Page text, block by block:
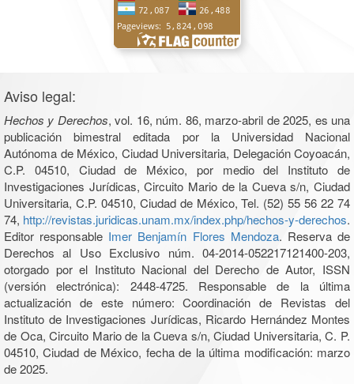
Aviso legal:
Hechos y Derechos, vol. 16, núm. 86, marzo-abril de 2025, es una
publicación bimestral editada por la Universidad Nacional
Autónoma de México, Ciudad Universitaria, Delegación Coyoacán,
C.P. 04510, Ciudad de México, por medio del Instituto de
Investigaciones Jurídicas, Circuito Mario de la Cueva s/n, Ciudad
Universitaria, C.P. 04510, Ciudad de México, Tel. (52) 55 56 22 74
74, http://revistas.juridicas.unam.mx/index.php/hechos-y-derechos.
Editor responsable Imer Benjamín Flores Mendoza. Reserva de
Derechos al Uso Exclusivo núm. 04-2014-052217121400-203,
otorgado por el Instituto Nacional del Derecho de Autor, ISSN
(versión electrónica): 2448-4725. Responsable de la última
actualización de este número: Coordinación de Revistas del
Instituto de Investigaciones Jurídicas, Ricardo Hernández Montes
de Oca, Circuito Mario de la Cueva s/n, Ciudad Universitaria, C. P.
04510, Ciudad de México, fecha de la última modificación: marzo
de 2025.